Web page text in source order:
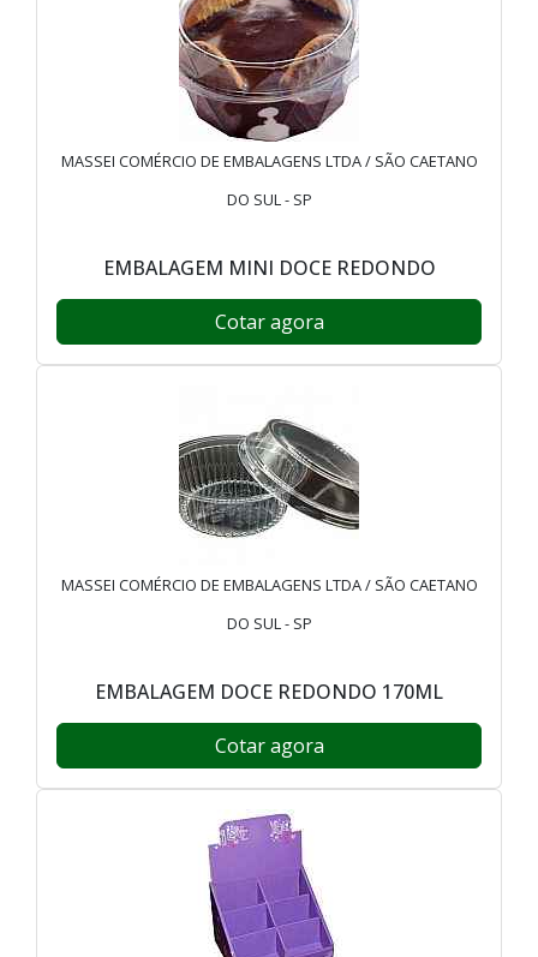
MASSEI COMÉRCIO DE EMBALAGENS LTDA / SÃO CAETANO
DO SUL - SP
EMBALAGEM MINI DOCE REDONDO
Cotar agora
MASSEI COMÉRCIO DE EMBALAGENS LTDA / SÃO CAETANO
DO SUL - SP
EMBALAGEM DOCE REDONDO 170ML
Cotar agora